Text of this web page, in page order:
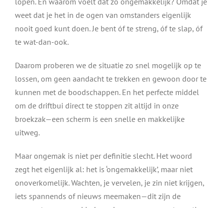
weet dat je het in de ogen van omstanders eigenlijk
nooit goed kunt doen. Je bent óf te streng, óf te slap, óf
te wat-dan-ook.
Daarom proberen we de situatie zo snel mogelijk op te
lossen, om geen aandacht te trekken en gewoon door te
kunnen met de boodschappen. En het perfecte middel
om de driftbui direct te stoppen zit altijd in onze
broekzak—een scherm is een snelle en makkelijke
uitweg.
Maar ongemak is niet per definitie slecht. Het woord
zegt het eigenlijk al: het is ‘ongemakkelijk’, maar niet
onoverkomelijk. Wachten, je vervelen, je zin niet krijgen,
iets spannends of nieuws meemaken—dit zijn de